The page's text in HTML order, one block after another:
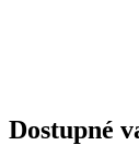
Dostupné